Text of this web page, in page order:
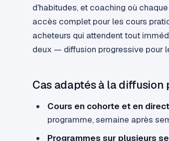
d'habitudes, et coaching où
accès complet pour les cours
acheteurs qui attendent tout
deux — diffusion progressive pour
Cas adaptés à la diffusion
Cours en cohorte et en direct
programme, semaine après
Programmes sur plusieurs